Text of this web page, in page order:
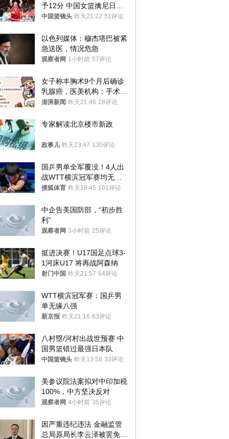
予12分 中国女篮擒尼日利
亚
中国篮镜头 昨天21:22 51评论
以色列媒体：穆杰塔巴被紧
急送医，情况危急
观察者网 1小时前 57评论
女子称丰胸术9个月后确诊
乳腺癌，医美机构：手术不
可能引发癌症，建议走司法
澎湃新闻 昨天21:46 28评论
专家解读北京楼市新政
政事儿 昨天23:47 130评论
国乒男单全军覆没！4人出
战WTT横滨冠军赛均无缘
八强
搜狐体育 昨天18:45 101评论
中企告美国防部，“初步胜
利”
观察者网 3小时前 25评论
挺进决赛！U17国足点球3-
1河床U17 将再战阿森纳
射门中国 昨天21:57 64评论
WTT横滨冠军赛：国乒男
单无缘八强
新京报 昨天21:16 63评论
八村塁/河村出战世预赛 中
国男篮错过最强日本队
中国篮镜头 昨天13:58 33评论
美参议院法案拟对中印加税
100%，中方坚决反对
观察者网 4小时前 35评论
因严重违纪违法 金融监管
总局原局长李云泽被罢免全